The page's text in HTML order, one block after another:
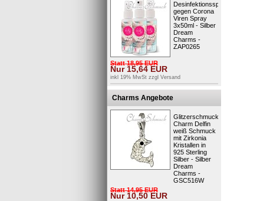
Desinfektionsspray
gegen Corona
Viren Spray
3x50ml - Silber
Dream
Charms -
ZAP0265
Statt18,95EUR
Nur 15,64 EUR
inkl 19% MwSt zzgl Versand
Charms Angebote
Glitzerschmuck
Charm Delfin
weiß Schmuck
mit Zirkonia
Kristallen in
925 Sterling
Silber - Silber
Dream
Charms -
GSC516W
Statt14,95EUR
Nur10,50EUR